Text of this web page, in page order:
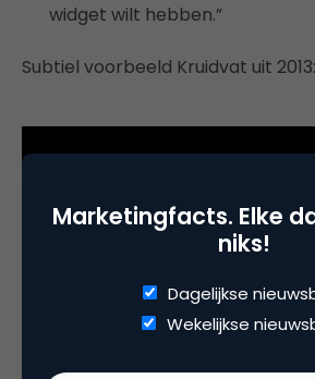
widget wilt hebben.”
Subtiel voorbeeld Kruidvat uit 2013:
Marketingfacts. Elke
niks!
Dagelijkse
Wekelijkse